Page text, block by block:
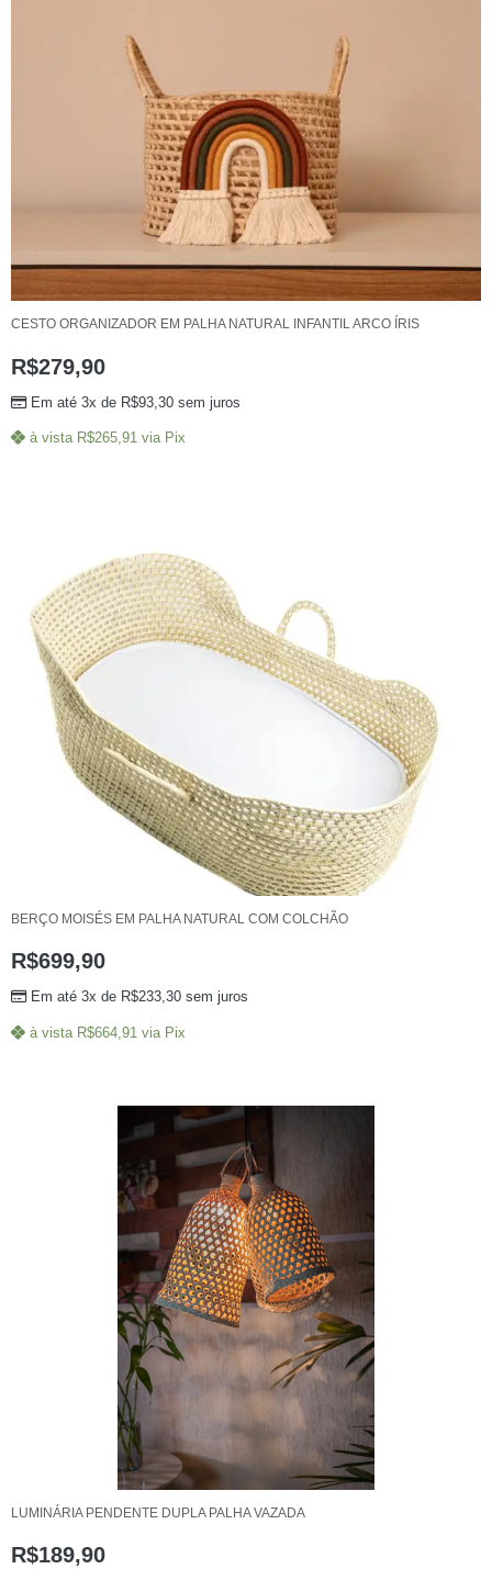
CESTO ORGANIZADOR EM PALHA NATURAL INFANTIL ARCO ÍRIS
R$279,90
Em até 3x de R$93,30 sem juros
à vista R$265,91 via Pix
BERÇO MOISÉS EM PALHA NATURAL COM COLCHÃO
R$699,90
Em até 3x de R$233,30 sem juros
à vista R$664,91 via Pix
LUMINÁRIA PENDENTE DUPLA PALHA VAZADA
R$189,90